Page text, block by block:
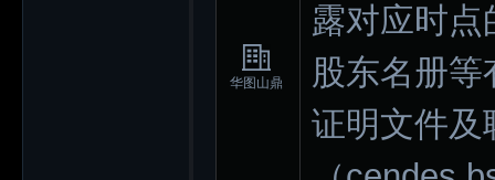
华图山鼎
露对应时
股东名册
证明文件及